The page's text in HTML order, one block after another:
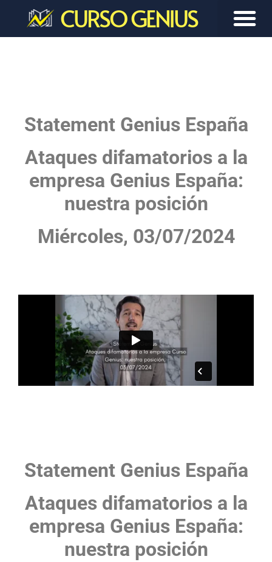
CURSO GENIUS
Statement Genius España
Ataques difamatorios a la
empresa Genius España:
nuestra posición
Miércoles, 03/07/2024
Statement Genius España
Ataques difamatorios a la
empresa Genius España:
nuestra posición